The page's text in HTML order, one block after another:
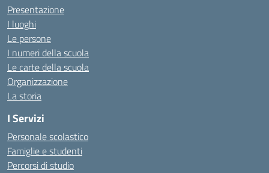
Presentazione
I luoghi
Le persone
I numeri della scuola
Le carte della scuola
Organizzazione
La storia
I Servizi
Personale scolastico
Famiglie e studenti
Percorsi di studio